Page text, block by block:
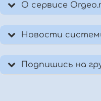
О сервисе
Новости
Подпишись на